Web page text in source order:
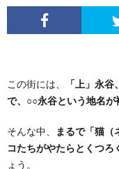
この街には、
「上」永
で、○○永谷という地名が
そんな中、
まるで「猫（
コたちがやたらとくつ
ょう。